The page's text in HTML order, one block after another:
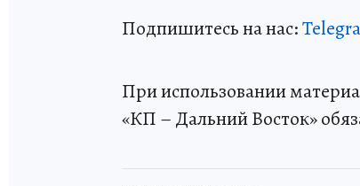
Подпишитесь на нас:
При использовании
«КП – Дальний Восток»